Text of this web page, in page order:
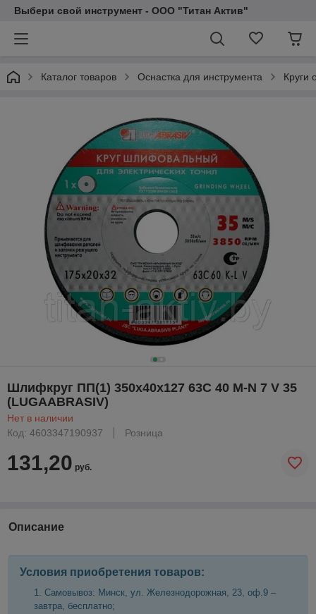
Выбери свой инструмент - ООО "Титан Актив"
Каталог товаров Оснастка для инструмента Круги
Шлифкруг ПП(1) 350х40х127 63C 40 M-N 7 V 35
(LUGAABRASIV)
Нет в наличии
Код: 4603347190937
Розница
131,20 руб.
Описание
Условия приобретения товаров:
Самовывоз: Минск, ул. Железнодорожная, 23, оф.9 –
завтра, бесплатно;